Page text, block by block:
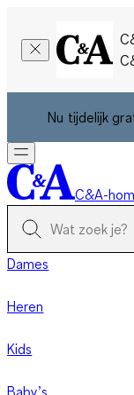
Nu tijdelijk
C&A-
Dames
Heren
Kids
Baby’s